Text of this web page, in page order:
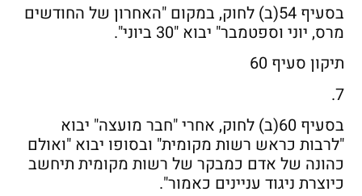
בסעיף 54(ב) לחוק, במקום "האחרון של החודשים
מרס, יוני וספטמבר" יבוא "30 ביוני".
תיקון סעיף 60
7.
בסעיף 60(ב) לחוק, אחרי "חבר מועצה" יבוא
"לרבות כראש רשות מקומית" ובסופו יבוא "ואולם
כהונה של אדם כמבקר של רשות מקומית תיחשב
כיוצרת ניגוד עניינים כאמור".